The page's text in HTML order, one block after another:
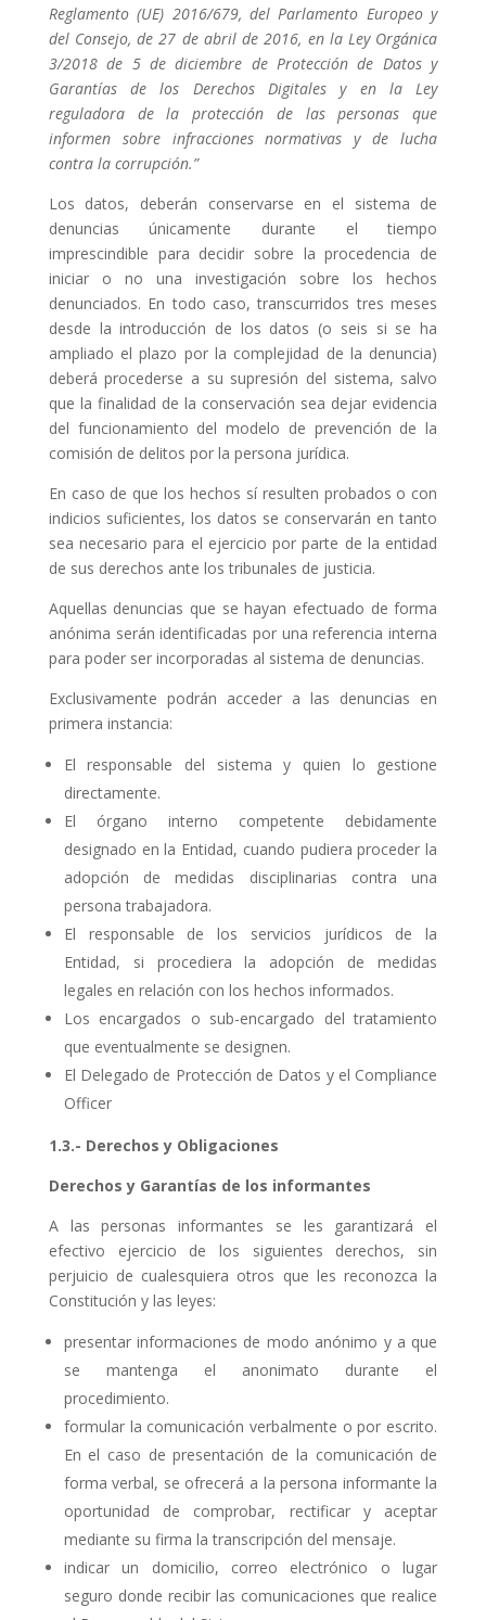
Reglamento (UE) 2016/679, del Parlamento Europeo y
del Consejo, de 27 de abril de 2016, en la Ley Orgánica
3/2018 de 5 de diciembre de Protección de Datos y
Garantías de los Derechos Digitales y en la Ley
reguladora de la protección de las personas que
informen sobre infracciones normativas y de lucha
contra la corrupción.”
Los datos, deberán conservarse en el sistema de
denuncias únicamente durante el tiempo
imprescindible para decidir sobre la procedencia de
iniciar o no una investigación sobre los hechos
denunciados. En todo caso, transcurridos tres meses
desde la introducción de los datos (o seis si se ha
ampliado el plazo por la complejidad de la denuncia)
deberá procederse a su supresión del sistema, salvo
que la finalidad de la conservación sea dejar evidencia
del funcionamiento del modelo de prevención de la
comisión de delitos por la persona jurídica.
En caso de que los hechos sí resulten probados o con
indicios suficientes, los datos se conservarán en tanto
sea necesario para el ejercicio por parte de la entidad
de sus derechos ante los tribunales de justicia.
Aquellas denuncias que se hayan efectuado de forma
anónima serán identificadas por una referencia interna
para poder ser incorporadas al sistema de denuncias.
Exclusivamente podrán acceder a las denuncias en
primera instancia:
El responsable del sistema y quien lo gestione
directamente.
El órgano interno competente debidamente
designado en la Entidad, cuando pudiera proceder la
adopción de medidas disciplinarias contra una
persona trabajadora.
El responsable de los servicios jurídicos de la
Entidad, si procediera la adopción de medidas
legales en relación con los hechos informados.
Los encargados o sub-encargado del tratamiento
que eventualmente se designen.
El Delegado de Protección de Datos y el Compliance
Officer
1.3.- Derechos y Obligaciones
Derechos y Garantías de los informantes
A las personas informantes se les garantizará el
efectivo ejercicio de los siguientes derechos, sin
perjuicio de cualesquiera otros que les reconozca la
Constitución y las leyes:
presentar informaciones de modo anónimo y a que
se mantenga el anonimato durante el
procedimiento.
formular la comunicación verbalmente o por escrito.
En el caso de presentación de la comunicación de
forma verbal, se ofrecerá a la persona informante la
oportunidad de comprobar, rectificar y aceptar
mediante su firma la transcripción del mensaje.
indicar un domicilio, correo electrónico o lugar
seguro donde recibir las comunicaciones que realice